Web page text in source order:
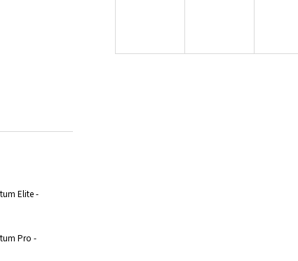
Elite -
Pro -